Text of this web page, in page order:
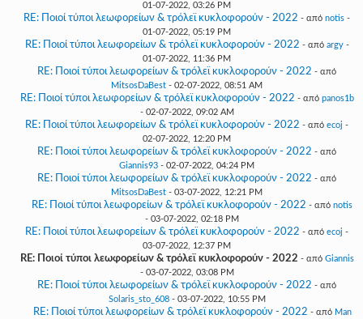
01-07-2022, 03:26 PM
RE: Ποιοί τύποι λεωφορείων & τρόλεϊ κυκλοφορούν - 2022 - από notis -
01-07-2022, 05:19 PM
RE: Ποιοί τύποι λεωφορείων & τρόλεϊ κυκλοφορούν - 2022 - από argy-
01-07-2022, 11:36 PM
RE: Ποιοί τύποι λεωφορείων & τρόλεϊ κυκλοφορούν - 2022 - από
MitsosDaBest - 02-07-2022, 08:51 AM
RE: Ποιοί τύποι λεωφορείων & τρόλεϊ κυκλοφορούν - 2022 - από panos1b
- 02-07-2022, 09:02 AM
RE: Ποιοί τύποι λεωφορείων & τρόλεϊ κυκλοφορούν - 2022 - από ecoj -
02-07-2022, 12:20 PM
RE: Ποιοί τύποι λεωφορείων & τρόλεϊ κυκλοφορούν - 2022 - από
Giannis93 - 02-07-2022, 04:24 PM
RE: Ποιοί τύποι λεωφορείων & τρόλεϊ κυκλοφορούν - 2022 - από
MitsosDaBest - 03-07-2022, 12:21 PM
RE: Ποιοί τύποι λεωφορείων & τρόλεϊ κυκλοφορούν - 2022 - από notis
- 03-07-2022, 02:18 PM
RE: Ποιοί τύποι λεωφορείων & τρόλεϊ κυκλοφορούν - 2022 - από ecoj -
03-07-2022, 12:37 PM
RE: Ποιοί τύποι λεωφορείων & τρόλεϊ κυκλοφορούν - 2022 - από Giannis
- 03-07-2022, 03:08 PM
RE: Ποιοί τύποι λεωφορείων & τρόλεϊ κυκλοφορούν - 2022 - από
Solaris_sto_608- 03-07-2022, 10:55 PM
RE: Ποιοί τύποι λεωφορείων & τρόλεϊ κυκλοφορούν - 2022 - από Man